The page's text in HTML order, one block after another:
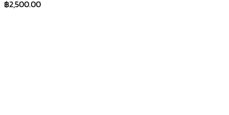
฿2,500.00